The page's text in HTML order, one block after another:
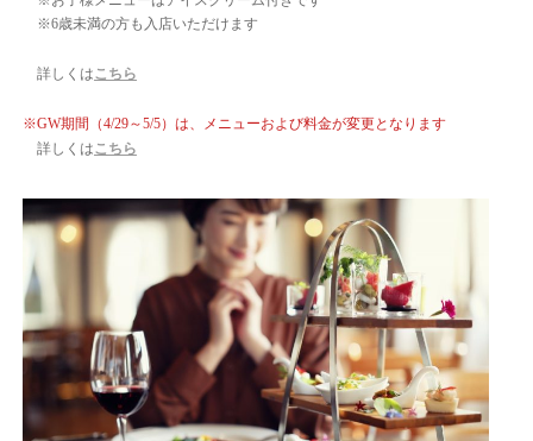
※6歳未満の方も入店いただけます
詳しくはこちら
※GW期間（4/29～5/5）は、メニューおよび料金が変更となります
詳しくはこちら